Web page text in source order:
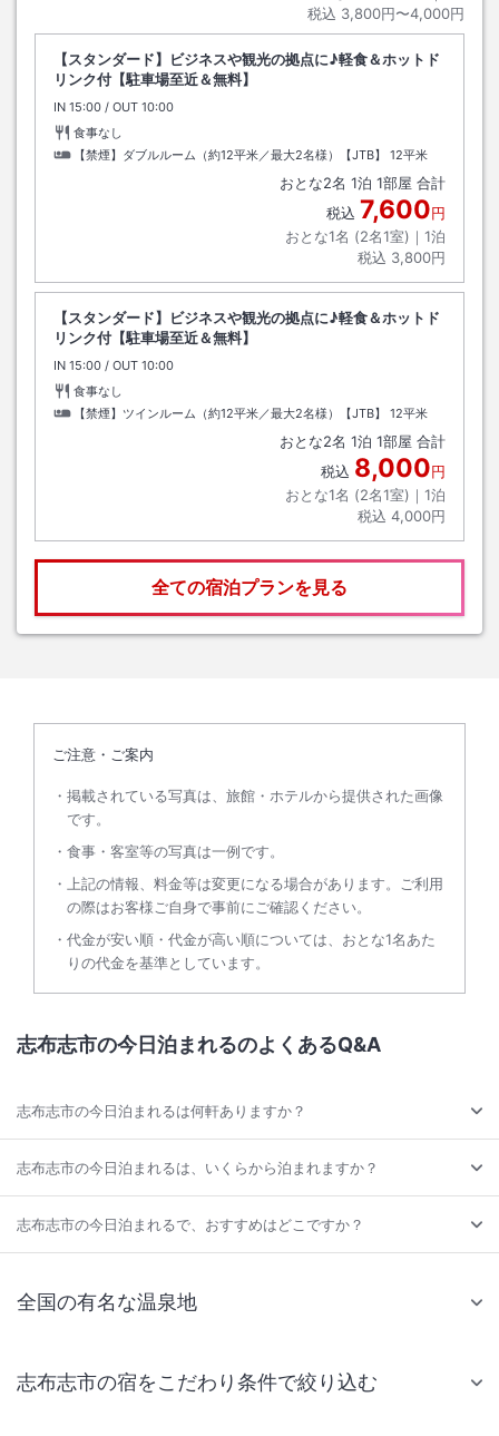
税込 3,800円〜4,000円
【スタンダード】ビジネスや観光の拠点に♪軽食＆ホットド
リンク付【駐車場至近＆無料】
IN チェックイン
15:00 / OUT チェックアウト
10:00
食事なし
【禁煙】ダブルルーム（約12平米／最大2名様）【JTB】
12平米
おとな2名 1泊 1部屋 合計
税込 7,600円
おとな1名 (2名1室)｜ 1泊
税込 3,800円
【スタンダード】ビジネスや観光の拠点に♪軽食＆ホットド
リンク付【駐車場至近＆無料】
IN チェックイン
15:00 / OUT チェックアウト
10:00
食事なし
【禁煙】ツインルーム（約12平米／最大2名様）【JTB】
12平米
おとな2名 1泊 1部屋 合計
税込 8,000円
おとな1名 (2名1室)｜ 1泊
税込 4,000円
全ての宿泊プランを見る
ご注意・ご案内
掲載されている写真は、旅館・ホテルから提供された画像
です。
食事・客室等の写真は一例です。
上記の情報、料金等は変更になる場合があります。ご利用
の際はお客様ご自身で事前にご確認ください。
代金が安い順・代金が高い順については、おとな1名あた
りの代金を基準としています。
志布志市の今日泊まれるのよくあるQ&A
志布志市の今日泊まれるは何軒ありますか？
志布志市の今日泊まれるは、いくらから泊まれますか？
志布志市の今日泊まれるで、おすすめはどこですか？
全国の有名な温泉地
志布志市の宿をこだわり条件で絞り込む